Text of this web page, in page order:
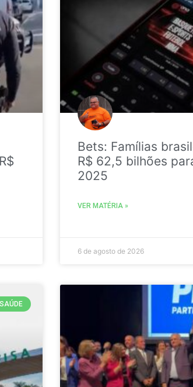
Bets: Famílias
R$ 62,5 bilhões
2025
VER MATÉRIA »
6 de agosto de 2026
SAÚDE